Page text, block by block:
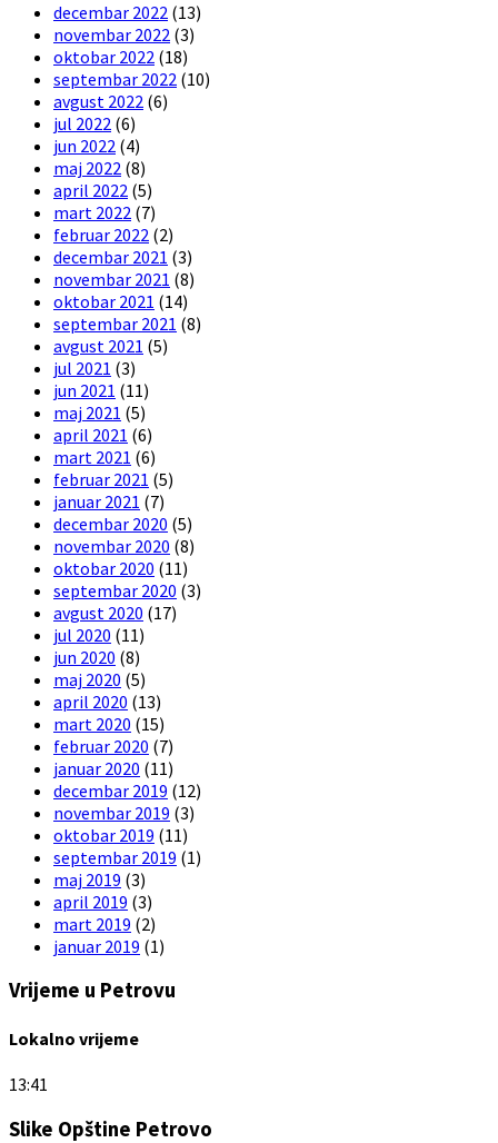
decembar 2022 (13)
novembar 2022 (3)
oktobar 2022 (18)
septembar 2022 (10)
avgust 2022 (6)
jul 2022 (6)
jun 2022 (4)
maj 2022 (8)
april 2022 (5)
mart 2022 (7)
februar 2022 (2)
decembar 2021 (3)
novembar 2021 (8)
oktobar 2021 (14)
septembar 2021 (8)
avgust 2021 (5)
jul 2021 (3)
jun 2021 (11)
maj 2021 (5)
april 2021 (6)
mart 2021 (6)
februar 2021 (5)
januar 2021 (7)
decembar 2020 (5)
novembar 2020 (8)
oktobar 2020 (11)
septembar 2020 (3)
avgust 2020 (17)
jul 2020 (11)
jun 2020 (8)
maj 2020 (5)
april 2020 (13)
mart 2020 (15)
februar 2020 (7)
januar 2020 (11)
decembar 2019 (12)
novembar 2019 (3)
oktobar 2019 (11)
septembar 2019 (1)
maj 2019 (3)
april 2019 (3)
mart 2019 (2)
januar 2019 (1)
Vrijeme u Petrovu
Lokalno vrijeme
13:41
Slike Opštine Petrovo